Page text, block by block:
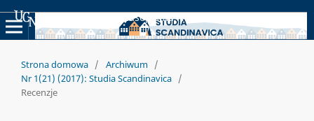
Uniwersyteckie Czasopisma Naukowe
Strona domowa / Archiwum /
Nr 1(21) (2017): Studia Scandinavica /
Recenzje